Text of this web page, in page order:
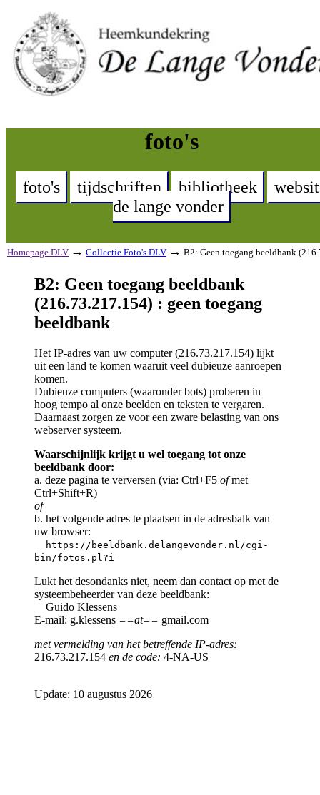
foto's
foto's tijdschriften bibliotheek
de lange vonder
Homepage DLV → Collectie Foto's DLV → B2: Geen toegang beeldbank
B2: Geen toegang beeldbank
(216.73.217.154) : geen toegang
beeldbank
Het IP-adres van uw computer (216.73.217.154) lijkt
uit een land te komen waaruit veel dubieuze aanroepen
komen.
Dubieuze computers (waaronder bots) proberen in
hoog tempo al onze beelden en teksten te vergaren.
Daarnaast zorgen ze voor een zware belasting van ons
webserver systeem.
Waarschijnlijk krijgt u wel toegang tot onze
beeldbank door:
a. deze pagina te verversen (via: Ctrl+F5 ofmet
Ctrl+Shift+R)
of
b. het volgende adres te plaatsen in de adresbalk van
uw browser:
https://beeldbank.delangevonder.nl/cgi-
bin/fotos.pl?i=
Lukt het desondanks niet, neem dan contact op met de
systeembeheerder van deze beeldbank:
Guido Klessens
E-mail: g.klessens ==at== gmail.com
met vermelding van het betreffende IP-adres:
216.73.217.154 en de code: 4-NA-US
Update: 10 augustus 2026